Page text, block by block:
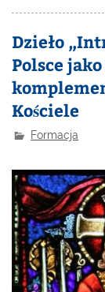
Dzieło
Polsce
Kościele
Formacja